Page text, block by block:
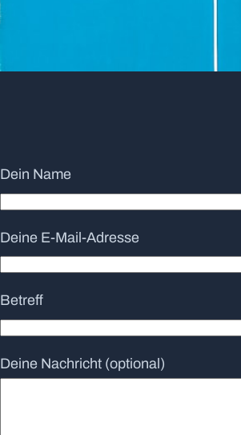
Dein Name
Deine E-Mail-Adresse
Betreff
Deine Nachricht (optional)